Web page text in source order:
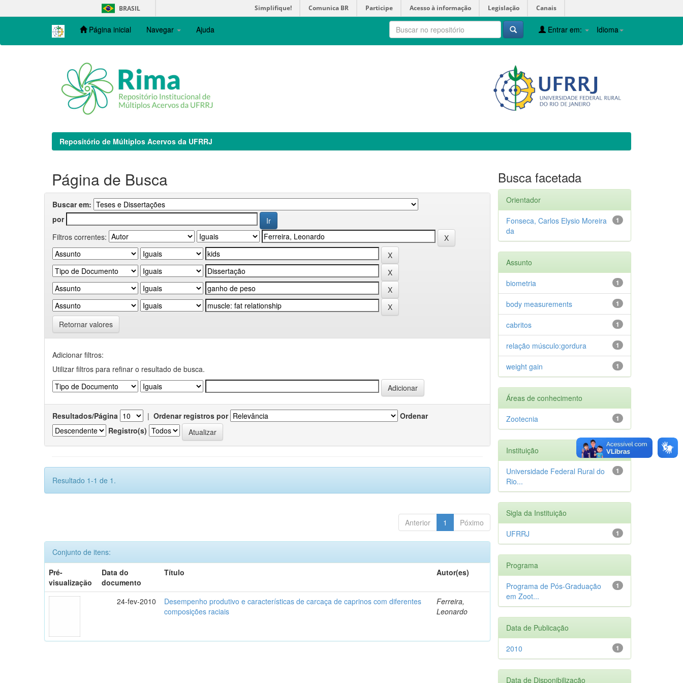
navigation
BRASIL Simplifique! Comunica BR Participe Acesso à informação Legislação Canais
Página inicial Navegar Ajuda Idioma
Entrar em:
Repositório de Múltiplos Acervos da UFRRJ
Página de Busca
Buscar em:
por
Filtros correntes:
Retornar valores
Adicionar filtros:
Utilizar filtros para refinar o resultado de busca.
Resultados/Página | Ordenar registros por
Ordenar
Registro(s)
Resultado 1-1 de 1.
Anterior 1 Póximo
Conjunto de itens:
Pré-
visualização
Data do
documento
Título Autor(es)
24-fev-2010
Desempenho produtivo e características de carcaça de caprinos com diferentes
composições raciais
Ferreira,
Leonardo
Busca facetada
Orientador
1
Fonseca, Carlos Elysio Moreira
da
Assunto
1
biometria
1
body measurements
1
cabritos
1
relação músculo:gordura
1
weight gain
Áreas de conhecimento
1
Zootecnia
Instituição
1
Universidade Federal Rural do
Rio...
Sigla da Instituição
1
UFRRJ
Programa
1
Programa de Pós-Graduação
em Zoot...
Data de Publicação
1
2010
Data de Disponibilização